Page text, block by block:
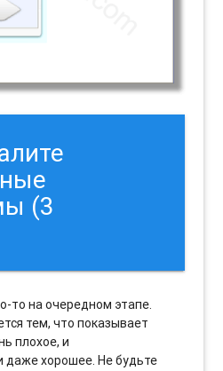
(3
то на очередном этапе.
тем, что показывает
плохое, и
даже хорошее. Не будьте